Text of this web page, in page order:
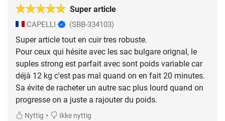
Super article
CAPELLI (SBB-334103)
Super article tout en cuir tres robuste.
Pour ceux qui hésite avec les sac bulgare orignal, le
suples strong est parfait avec sont poids variable car
déjà 12 kg c'est pas mal quand on en fait 20 minutes.
Sa évite de racheter un autre sac plus lourd quand on
Nyttig • Ikke nyttig